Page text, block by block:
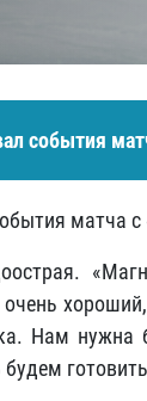
события
матча с
Нам